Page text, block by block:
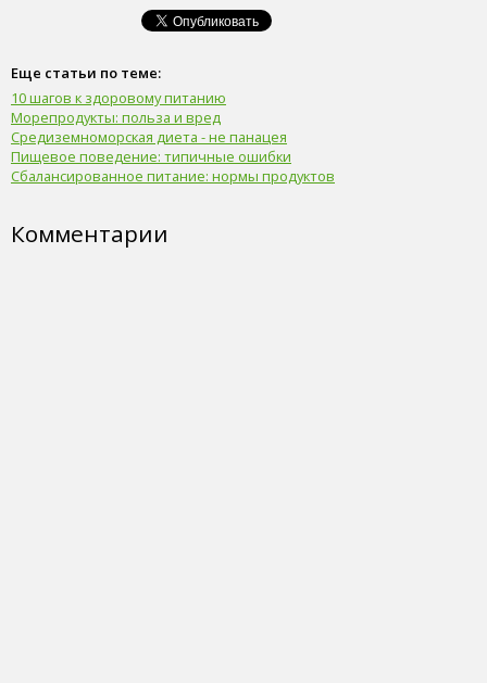
Еще статьи по теме:
10 шагов к здоровому питанию
Морепродукты: польза и вред
Средиземноморская диета - не панацея
Пищевое поведение: типичные ошибки
Сбалансированное питание: нормы продуктов
Комментарии